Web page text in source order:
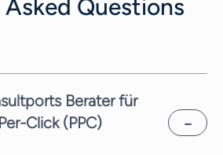
Questions
Berater für
Click (PPC)